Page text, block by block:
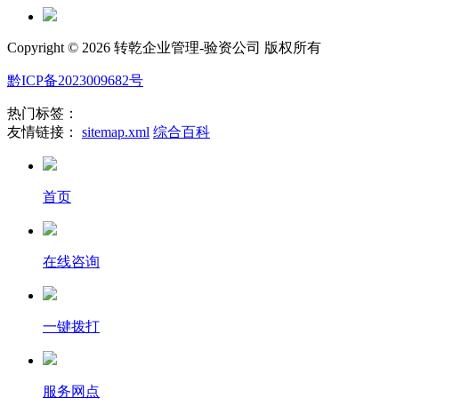
Copyright © 2026 转乾企业管理-验资公司 版权所有
黔ICP备2023009682号
热门标签：
友情链接： sitemap.xml 综合百科
首页
在线咨询
一键拨打
服务网点